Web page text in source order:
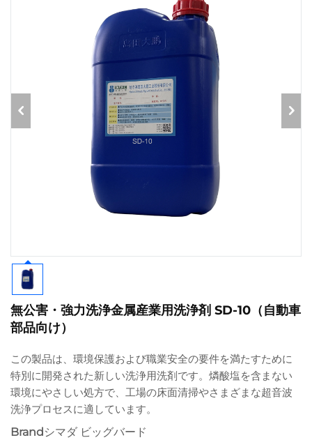
無公害・強力洗浄金属産業用洗浄剤 SD-10（自動車
部品向け）
この製品は、環境保護および職業安全の要件を満たすために
特別に開発された新しい洗浄用洗剤です。燐酸塩を含まない
環境にやさしい処方で、工場の床面清掃やさまざまな超音波
洗浄プロセスに適しています。
Brandシマダ ビッグバード